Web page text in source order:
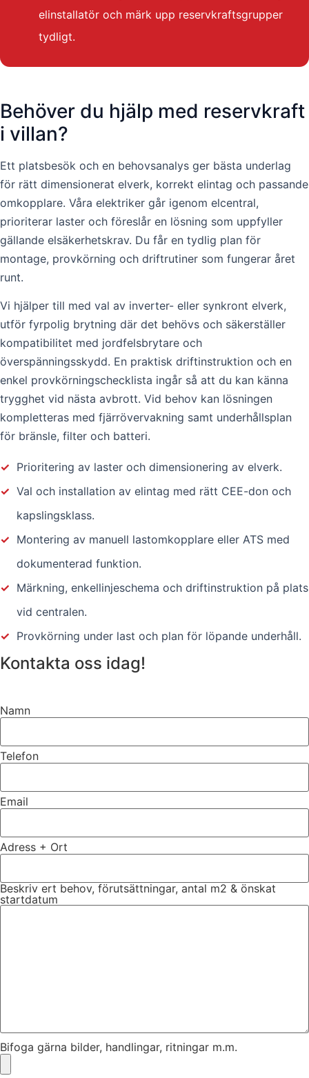
elinstallatör och märk upp reservkraftsgrupper
tydligt.
Behöver du hjälp med reservkraft
i villan?
Ett platsbesök och en behovsanalys ger bästa underlag
för rätt dimensionerat elverk, korrekt elintag och passande
omkopplare. Våra elektriker går igenom elcentral,
prioriterar laster och föreslår en lösning som uppfyller
gällande elsäkerhetskrav. Du får en tydlig plan för
montage, provkörning och driftrutiner som fungerar året
runt.
Vi hjälper till med val av inverter- eller synkront elverk,
utför fyrpolig brytning där det behövs och säkerställer
kompatibilitet med jordfelsbrytare och
överspänningsskydd. En praktisk driftinstruktion och en
enkel provkörningschecklista ingår så att du kan känna
trygghet vid nästa avbrott. Vid behov kan lösningen
kompletteras med fjärrövervakning samt underhållsplan
för bränsle, filter och batteri.
✓ Prioritering av laster och dimensionering av elverk.
✓ Val och installation av elintag med rätt CEE-don och
kapslingsklass.
✓ Montering av manuell lastomkopplare eller ATS med
dokumenterad funktion.
✓ Märkning, enkellinjeschema och driftinstruktion på plats
vid centralen.
✓ Provkörning under last och plan för löpande underhåll.
Kontakta oss idag!
Namn
Telefon
Email
Adress + Ort
Beskriv ert behov, förutsättningar, antal m2 & önskat
startdatum
Bifoga gärna bilder, handlingar, ritningar m.m.